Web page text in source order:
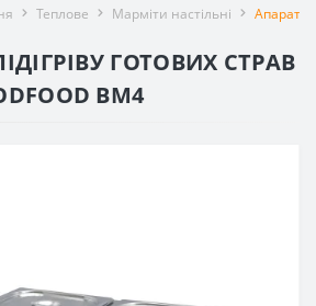
Теплове Марміти настільні Апарат
ГОТОВИХ СТРАВ
BM4